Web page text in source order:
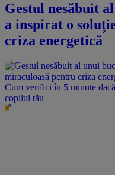
Gestul nesăbuit
a inspirat o
criza energetică
Cum verifici în 5 minute
copilul tău